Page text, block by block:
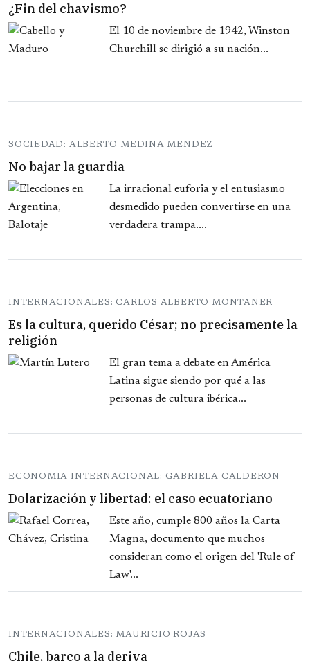
¿Fin del chavismo?
El 10 de noviembre de 1942, Winston
Churchill se dirigió a su nación...
SOCIEDAD: ALBERTO MEDINA MENDEZ
No bajar la guardia
La irracional euforia y el entusiasmo
desmedido pueden convertirse en una
verdadera trampa....
INTERNACIONALES: CARLOS ALBERTO MONTANER
Es la cultura, querido César; no precisamente la
religión
El gran tema a debate en América
Latina sigue siendo por qué a las
personas de cultura ibérica...
ECONOMIA INTERNACIONAL: GABRIELA CALDERON
Dolarización y libertad: el caso ecuatoriano
Este año, cumple 800 años la Carta
Magna, documento que muchos
consideran como el origen del 'Rule of
Law'...
INTERNACIONALES: MAURICIO ROJAS
Chile, barco a la deriva